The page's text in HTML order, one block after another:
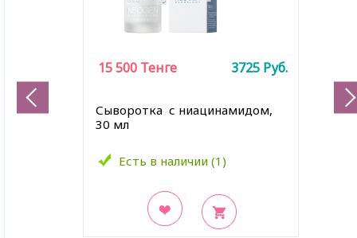
Сыворотка с ниацинамидом,
30 мл
Есть в наличии (1)
15 500 Тенге 3725 Руб.